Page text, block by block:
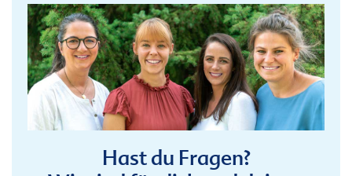
Hast du Fragen?